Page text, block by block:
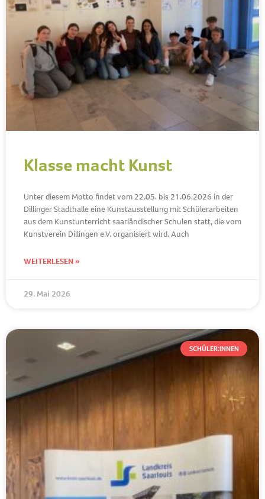
Klasse macht Kunst
Unter diesem Motto findet vom 22.05. bis 21.06.2026 in der
Dillinger Stadthalle eine Kunstausstellung mit Schülerarbeiten
aus dem Kunstunterricht saarländischer Schulen statt, die vom
Kunstverein Dillingen e.V. organisiert wird. Auch
WEITERLESEN »
29. Mai 2026
SCHÜLER:INNEN